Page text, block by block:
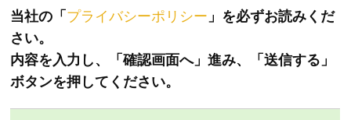
当社の「 プライバシーポリシー 」を必ずお読みくだ
さい。
内容を入力し、「確認画面へ」進み、「送信する」
ボタンを押してください。